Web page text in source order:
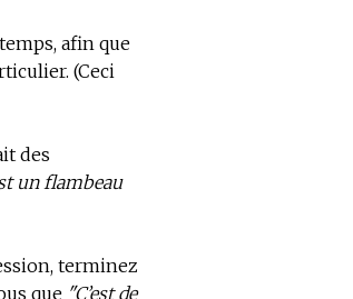
afin que
(Ceci
des
un flambeau
terminez
que "C’est de